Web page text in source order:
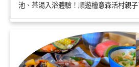
池、茶湯入浴體驗！順遊檜意森活村親